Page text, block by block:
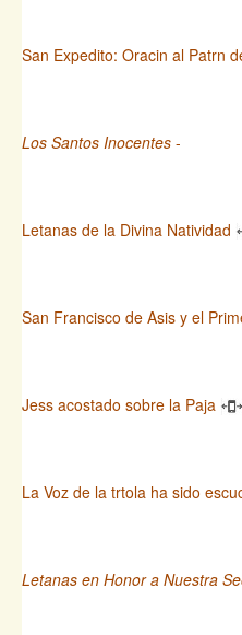
San Expedito: Oracin al Patrn
Los Santos Inocentes -
Letanas de la Divina Natividad
San Francisco de Asis y el
Jess acostado sobre la Paja
La Voz de la trtola ha sido
Letanas en Honor a Nuestra